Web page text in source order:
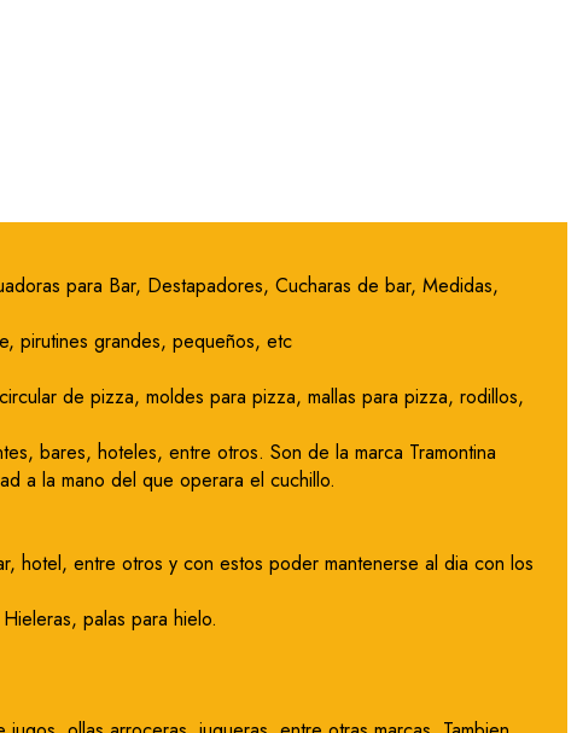
para Bar, Destapadores, Cucharas de bar, Medidas,
pirutines grandes, pequeños, etc
de pizza, moldes para pizza, mallas para pizza, rodillos,
bares, hoteles, entre otros. Son de la marca Tramontina
a la mano del que operara el cuchillo.
hotel, entre otros y con estos poder mantenerse al dia con los
palas para hielo.